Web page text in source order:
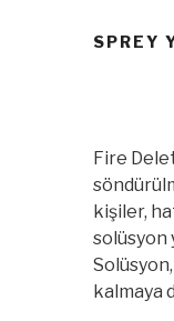
SPREY
Fire
kişiler,
solüsyon
kalmaya